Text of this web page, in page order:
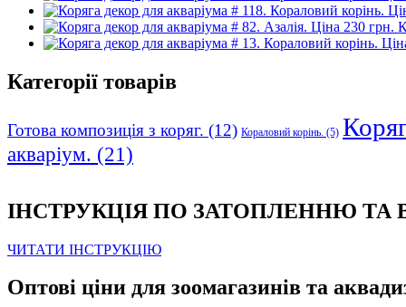
Категорії товарів
Готова композиція з коряг. (12) Кораловий корінь. (5)
акваріум. (21)
ІНСТРУКЦІЯ ПО ЗАТОПЛЕННЮ
ЧИТАТИ ІНСТРУКЦІЮ
Оптові ціни для зоомагазинів та